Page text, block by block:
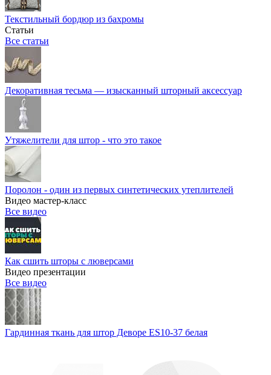
Текстильный бордюр из бахромы
Статьи
Все статьи
Декоративная тесьма — изысканный шторный аксессуар
Утяжелители для штор - что это такое
Поролон - один из первых синтетических утеплителей
Видео мастер-класс
Все видео
Как сшить шторы с люверсами
Видео презентации
Все видео
Гардинная ткань для штор Деворе ES10-37 белая